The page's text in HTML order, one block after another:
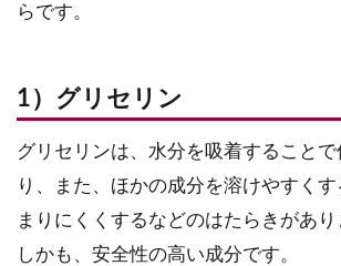
らです。
1）グリセリン
グリセリンは、水分を吸着すること
り、また、ほかの成分を溶けやすくす
まりにくくするなどのはたらきがあり
しかも、安全性の高い成分です。